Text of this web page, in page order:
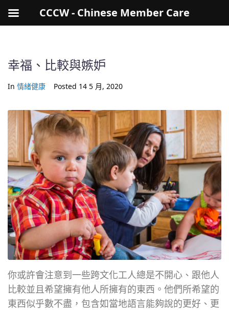
幸福、比較與嫉妒
In 情緒健康 Posted 14 5 月, 2020
你或許會注意到一些跨文化工人總是不開心、跟他人
比較並且希望擁有他人所擁有的東西。他們所希望的
東西似乎數不盡，包含如當地語言能夠說的更好、更
CCCW - Chinese Member Care